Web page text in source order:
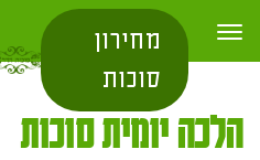
מחירון
סוכות
הלכה יומית סוכות